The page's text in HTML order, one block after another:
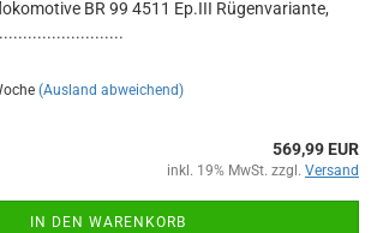
BR 99 4511 Ep.III Rügenvariante,
(Ausland abweichend)
569,99 EUR
inkl. 19% MwSt. zzgl. Versand
IN DEN WARENKORB